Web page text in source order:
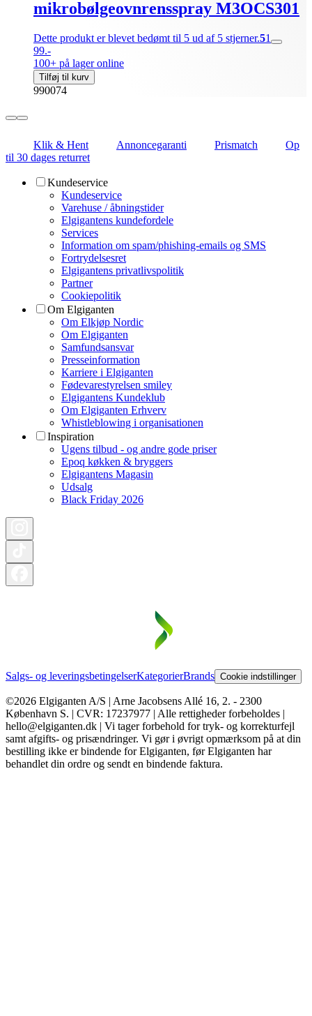
mikrobølgeovnrensspray M3OCS301
Dette produkt er blevet bedømt til 5 ud af 5 stjerner.51
99.-
100+ på lager online
Tilføj til kurv
990074
Klik & Hent Annoncegaranti Prismatch
Op
til 30 dages returret
Kundeservice
Kundeservice
Varehuse / åbningstider
Elgigantens kundefordele
Services
Information om spam/phishing-emails og SMS
Fortrydelsesret
Elgigantens privatlivspolitik
Partner
Cookiepolitik
Om Elgiganten
Om Elkjøp Nordic
Om Elgiganten
Samfundsansvar
Presseinformation
Karriere i Elgiganten
Fødevarestyrelsen smiley
Elgigantens Kundeklub
Om Elgiganten Erhverv
Whistleblowing i organisationen
Inspiration
Ugens tilbud - og andre gode priser
Epoq køkken & bryggers
Elgigantens Magasin
Udsalg
Black Friday 2026
Salgs- og leveringsbetingelserKategorierBrands Cookie indstillinger
©2026 Elgiganten A/S | Arne Jacobsens Allé 16, 2. - 2300
København S. | CVR: 17237977 | Alle rettigheder forbeholdes |
hello@elgiganten.dk | Vi tager forbehold for tryk- og korrekturfejl
samt afgifts- og prisændringer. Vi gør i øvrigt opmærksom på at din
bestilling ikke er bindende for Elgiganten, før Elgiganten har
behandlet din ordre og sendt en bindende faktura.